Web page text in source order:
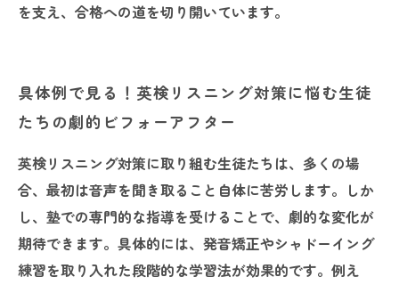
を支え、合格への道を切り開いています。
具体例で見る！英検リスニング対策に悩む生徒
たちの劇的ビフォーアフター
英検リスニング対策に取り組む生徒たちは、多くの場
合、最初は音声を聞き取ること自体に苦労します。しか
し、塾での専門的な指導を受けることで、劇的な変化が
期待できます。具体的には、発音矯正やシャドーイング
練習を取り入れた段階的な学習法が効果的です。例え